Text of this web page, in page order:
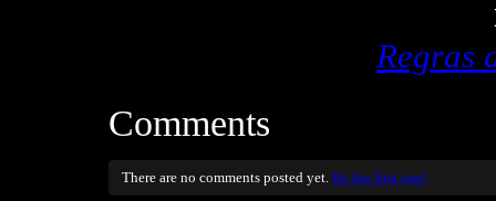
Regras
Comments
There are no comments posted yet. Be the first one!